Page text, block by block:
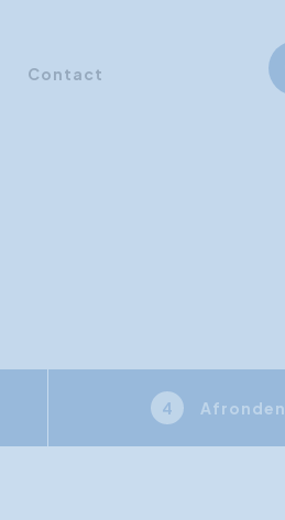
Contact
4 Afronden